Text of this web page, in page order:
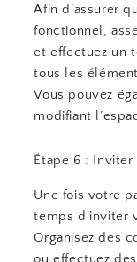
Afin d’assurer
fonctionnel,
et effectuez un
tous les
Vous pouvez
modifiant
Étape 6 :
Une fois votre
temps d’inviter
Organisez des
ou effectuez